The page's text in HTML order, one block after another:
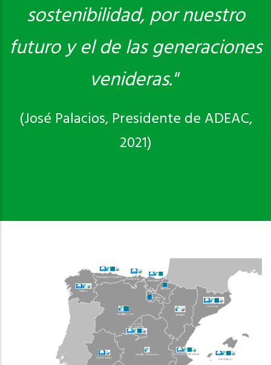
sostenibilidad, por nuestro
futuro y el de las generaciones
venideras."
(José Palacios, Presidente de ADEAC,
2021)